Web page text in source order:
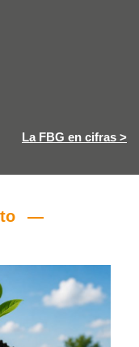
La FBG en cifras >